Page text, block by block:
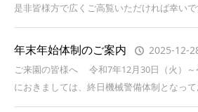
是非皆様方で広くご高覧いただければ幸い
年末年始体制のご案内 2025-12-
ご来園の皆様へ 令和7年12月30日（火）～
におきましては、終日機械警備体制となっ